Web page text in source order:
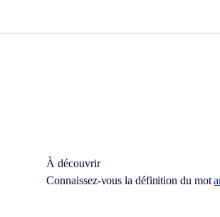
À découvrir
Connaissez-vous la définition du mot